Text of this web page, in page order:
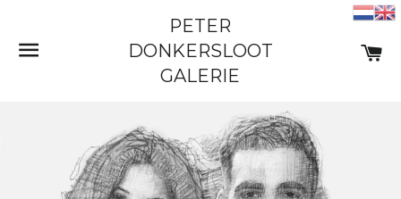
SITE NAVIGATIE
PETER
DONKERSLOOT
GALERIE